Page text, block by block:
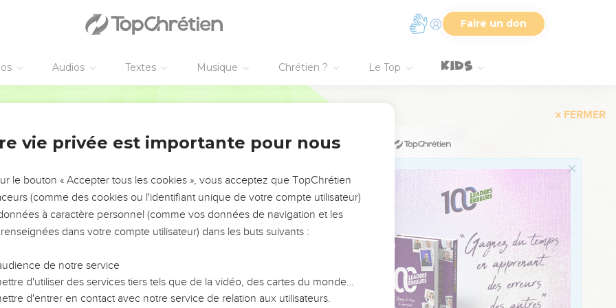
Faire un don
Audios Textes Musique Chrétien ? Le Top
et approchait.
autre homme, qui courait ; et elle cria au portier, et dit : Voilà un homme qui court
semble à voir courir le premier, que c'est ainsi que court Ahimahats fils de Tsadok ;
et dit au Roi : Tout va bien, et il se prosterna devant le Roi, le visage contre terre, et
homme Absalom se porte-t-il bien ? Et Ahimahats [lui] répondit : J'ai vu s'élever un
envoyait le serviteur du Roi, et [moi] ton serviteur ; je ne sais pas exactement ce
toi, [et] tiens-toi là. Il se détourna donc, et s'arrêta.
et qui dit : Que le Roi mon Seigneur ait ces bonnes nouvelles, c'est que l'Eternel t'a
jeune homme Absalom se porte-t-il bien ? Et Cusi lui répondit : Que les ennemis du
ceux qui se sont élevés contre toi pour [te faire du] mal, deviennent comme ce
vie privée est importante pour nous
le bouton « Accepter tous les cookies », vous acceptez que TopChrétien
(comme des cookies ou l'identifiant unique de votre compte utilisateur)
à caractère personnel (comme vos données de navigation et les
dans votre compte utilisateur) dans les buts suivants :
de notre service
d'utiliser des services tiers tels que de la vidéo, des cartes du monde…
d'entrer en contact avec notre service de relation aux utilisateurs.